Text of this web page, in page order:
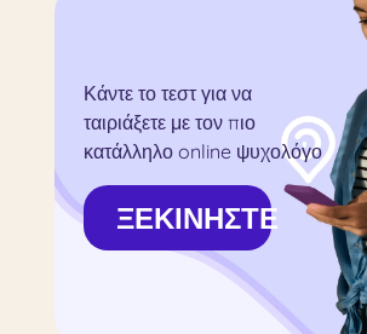
Κάντε το τεστ για να
ταιριάξετε με τον πιο
κατάλληλο online ψυχολόγο
ΞΕΚΙΝΗΣΤΕ